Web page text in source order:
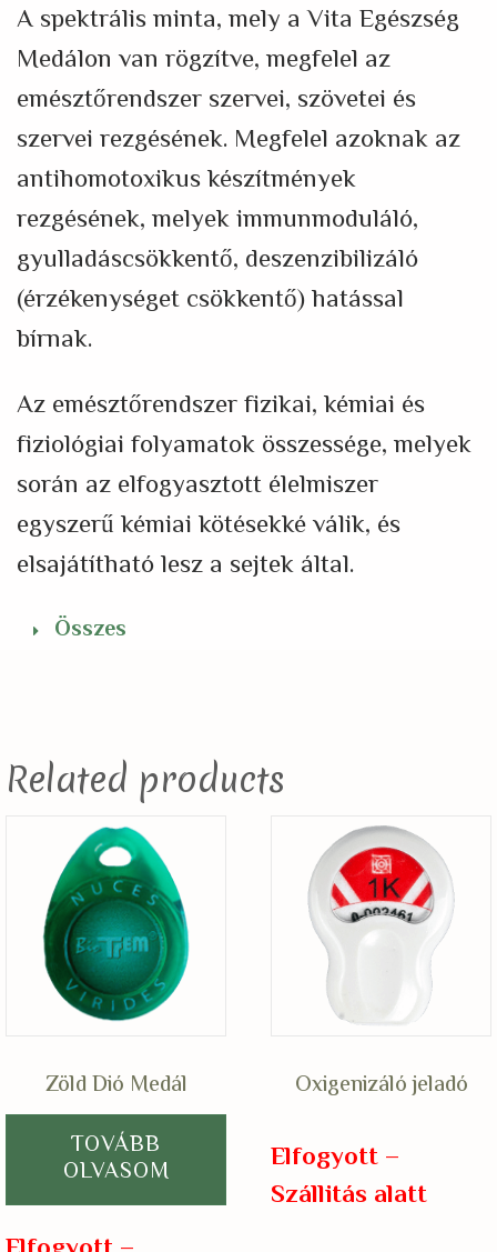
A spektrális minta, mely a Vita Egészség
Medálon van rögzítve, megfelel az
emésztőrendszer szervei, szövetei és
szervei rezgésének. Megfelel azoknak az
antihomotoxikus készítmények
rezgésének, melyek immunmoduláló,
gyulladáscsökkentő, deszenzibilizáló
(érzékenységet csökkentő) hatással
bírnak.
Az emésztőrendszer fizikai, kémiai és
fiziológiai folyamatok összessége, melyek
során az elfogyasztott élelmiszer
egyszerű kémiai kötésekké válik, és
elsajátítható lesz a sejtek által.
Összes
Related products
Zöld Dió Medál
TOVÁBB
OLVASOM
Oxigenizáló jeladó
Elfogyott –
Szállitás alatt